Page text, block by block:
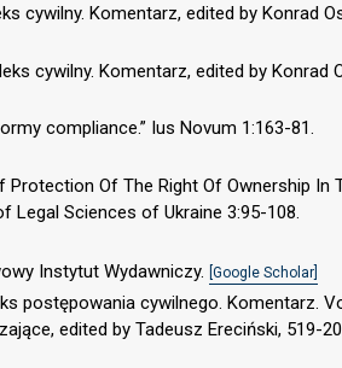
cywilny. Komentarz, edited by Konrad
cywilny. Komentarz, edited by Konrad
compliance.” Ius Novum 1:163-81.
Protection Of The Right Of Ownership In
Legal Sciences of Ukraine 3:95-108.
Instytut Wydawniczy. [Google Scholar]
postępowania cywilnego. Komentarz.
edited by Tadeusz Ereciński, 519-